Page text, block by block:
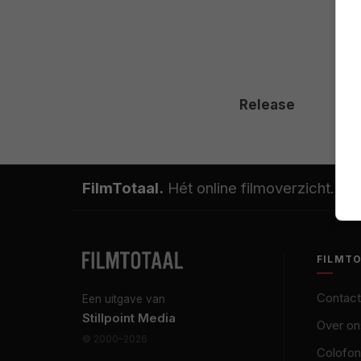
Release
FilmTotaal. Hét online filmoverzicht.
Een uitgave van
Stillpoint Media
© 2000–2026
Contact
Over
Colofon